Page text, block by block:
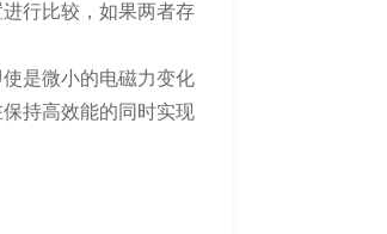
行比较，如果两者存
是微小的电磁力变化
持高效能的同时实现